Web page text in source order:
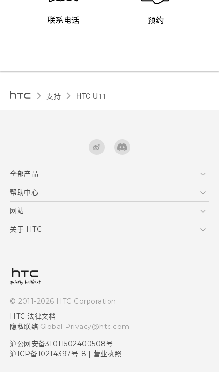
联系电话 预约
支持 HTC U11‎
全部产品
区块链智能手机
VIVE
帮助中心
在线客服
支援与服务
产品保固说明
网站
HTC Dev
关于 HTC
投资人
产品安全
加入HTC
© 2011-2026 HTC Corporation
HTC 法律文档
隐私联络:Global-Privacy@htc.com
沪公网安备31011502400508号
沪ICP备10214397号-8 | 营业执照